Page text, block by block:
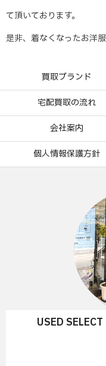
て頂いております。
是非、着なくなったお洋
買取ブランド
宅配買取の流れ
会社案内
個人情報保護方針
USED